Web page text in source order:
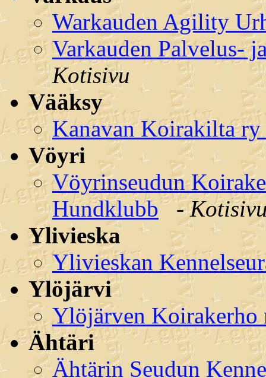
Warkauden Agility
Varkauden Palvelus-
Kotisivu
Vääksy
Kanavan Koirakilta ry
Vöyri
Vöyrinseudun
Hundklubb-
Ylivieska
Ylivieskan
Ylöjärvi
Ylöjärven
Ähtäri
Ähtärin Seudun